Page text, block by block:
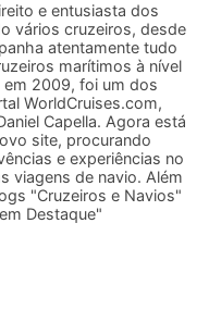
e entusiasta dos
vários cruzeiros, desde
atentamente tudo
marítimos à nível
em 2009, foi um dos
WorldCruises.com,
Capella. Agora está
site, procurando
e experiências no
viagens de navio. Além
"Cruzeiros e Navios"
Destaque"